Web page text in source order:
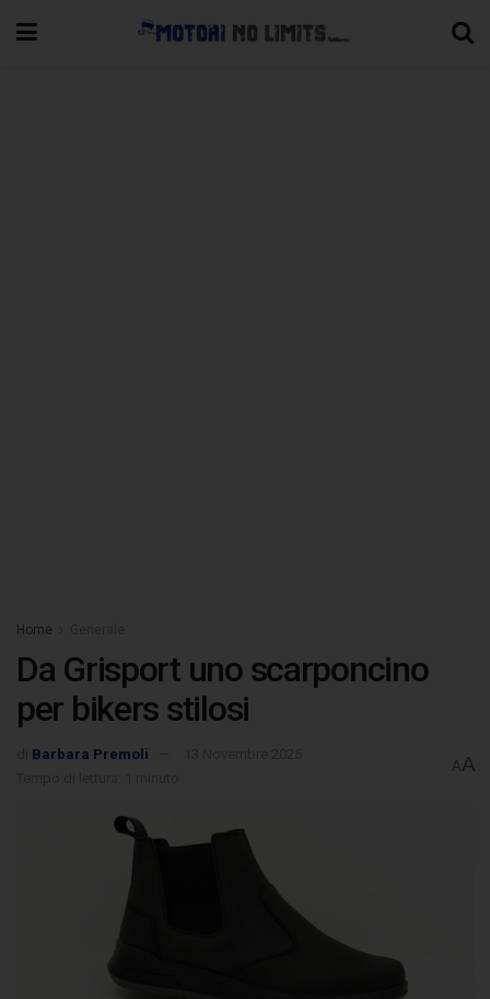
Home
Da Grisport uno scarponcino
per bikers stilosi
Barbara Premoli
AA